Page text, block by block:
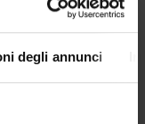
degli annunci